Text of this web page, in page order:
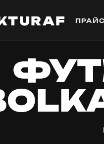
ПРАЙС